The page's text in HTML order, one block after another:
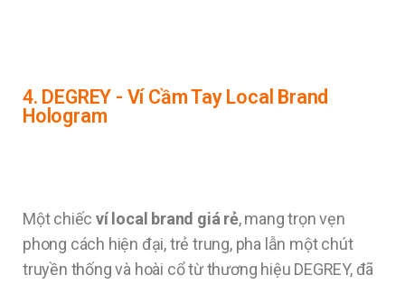
4. DEGREY - Ví Cầm Tay Local Brand
Hologram
Một chiếc ví local brand giá rẻ, mang trọn vẹn
phong cách hiện đại, trẻ trung, pha lẫn một chút
truyền thống và hoài cổ từ thương hiệu DEGREY, đã